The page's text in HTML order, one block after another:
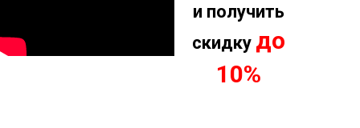
и получить
скидку до
10%